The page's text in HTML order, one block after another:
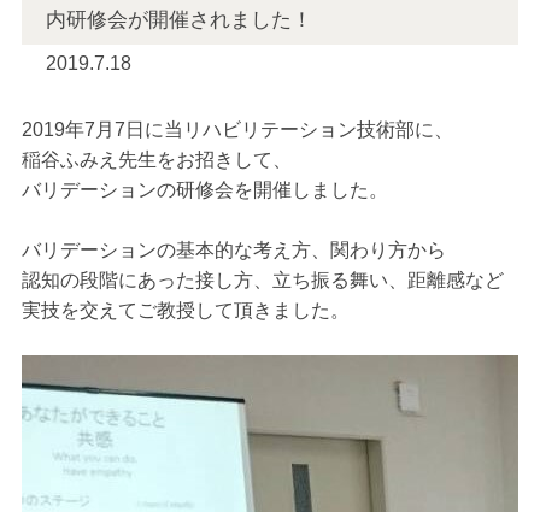
内研修会が開催されました！
2019.7.18
2019年7月7日に当リハビリテーション技術部に、
稲谷ふみえ先生をお招きして、
バリデーションの研修会を開催しました。
バリデーションの基本的な考え方、関わり方から
認知の段階にあった接し方、立ち振る舞い、距離感など
実技を交えてご教授して頂きました。